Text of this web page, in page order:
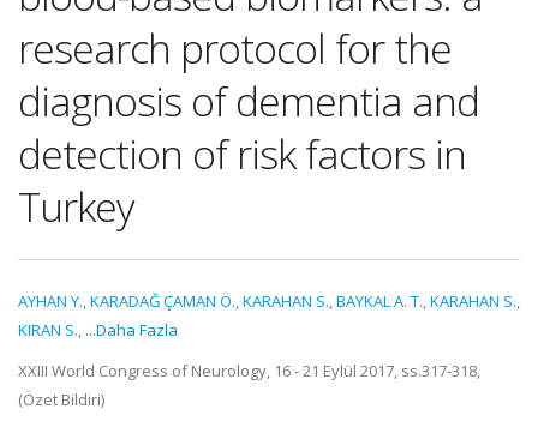
research protocol for the
diagnosis of dementia and
detection of risk factors in
Turkey
AYHAN Y.,KARADAĞ ÇAMAN Ö.,KARAHAN S.,BAYKAL A. T.,KARAHAN S.,
KIRAN S., ...Daha Fazla
XXIII World Congress of Neurology, 16 - 21 Eylül 2017, ss.317-318,
(Özet Bildiri)